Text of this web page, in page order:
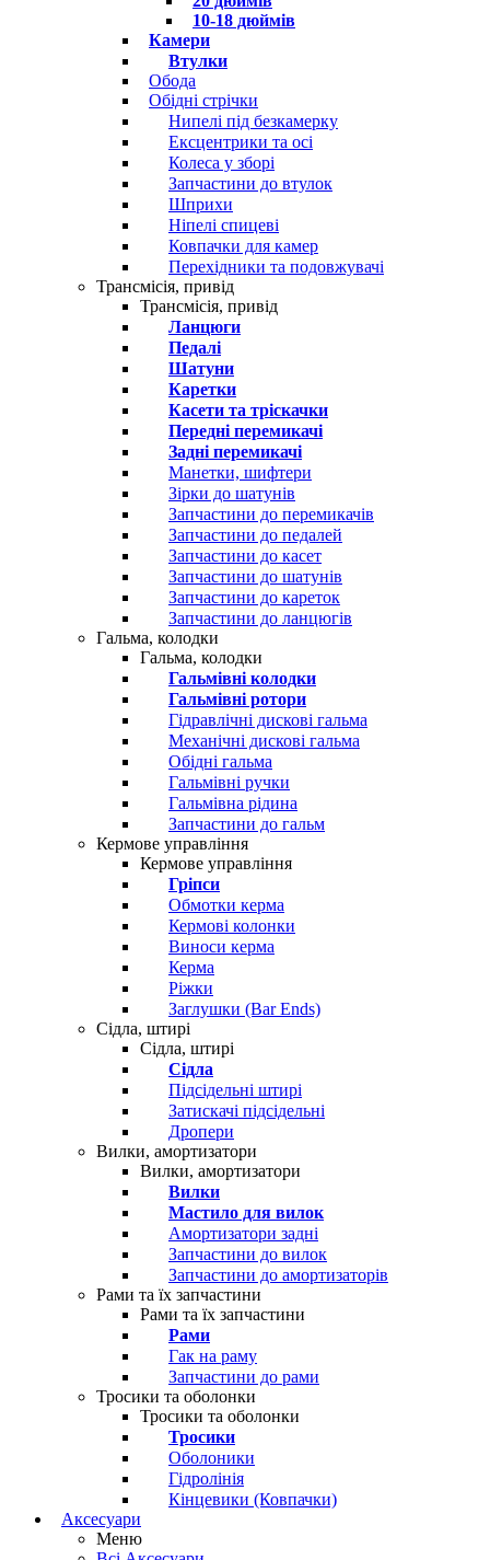
10-18 дюймів
Камери
Втулки
Обода
Обідні стрічки
Нипелі під безкамерку
Ексцентрики та осі
Колеса у зборі
Запчастини до втулок
Шприхи
Ніпелі спицеві
Ковпачки для камер
Перехідники та подовжувачі
Трансмісія, привід
Трансмісія, привід
Ланцюги
Педалі
Шатуни
Каретки
Касети та тріскачки
Передні перемикачі
Задні перемикачі
Манетки, шифтери
Зірки до шатунів
Запчастини до перемикачів
Запчастини до педалей
Запчастини до касет
Запчастини до шатунів
Запчастини до кареток
Запчастини до ланцюгів
Гальма, колодки
Гальма, колодки
Гальмівні колодки
Гальмівні ротори
Гідравлічні дискові гальма
Механічні дискові гальма
Обідні гальма
Гальмівні ручки
Гальмівна рідина
Запчастини до гальм
Кермове управління
Кермове управління
Гріпси
Обмотки керма
Кермові колонки
Виноси керма
Керма
Ріжки
Заглушки (Bar Ends)
Сідла, штирі
Сідла, штирі
Сідла
Підсідельні штирі
Затискачі підсідельні
Дропери
Вилки, амортизатори
Вилки, амортизатори
Вилки
Мастило для вилок
Амортизатори задні
Запчастини до вилок
Запчастини до амортизаторів
Рами та їх запчастини
Рами та їх запчастини
Рами
Гак на раму
Запчастини до рами
Тросики та оболонки
Тросики та оболонки
Тросики
Оболоники
Гідролінія
Кінцевики (Ковпачки)
Аксесуари
Меню